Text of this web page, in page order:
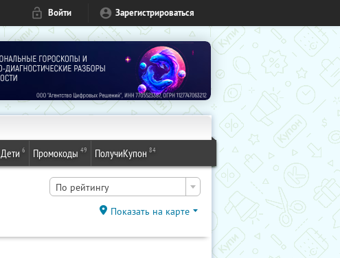
Войти Зарегистрироваться
Дети 6 Промокоды 49 ПолучиКупон 84
По рейтингу
Показать на карте